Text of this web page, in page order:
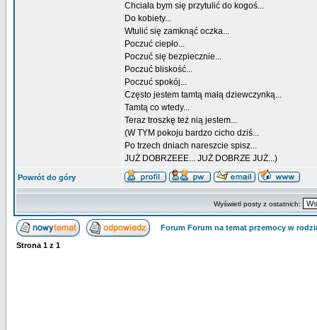
Chciała bym się przytulić do kogoś...
Do kobiety...
Wtulić się zamknąć oczka...
Poczuć ciepło...
Poczuć się bezpiecznie...
Poczuć bliskość...
Poczuć spokój...
Często jestem tamtą małą dziewczynką...
Tamtą co wtedy...
Teraz troszkę też nią jestem...
(W TYM pokoju bardzo cicho dziś...
Po trzech dniach nareszcie spisz...
JUŻ DOBRZEEE... JUŻ DOBRZE JUŻ...)
Powrót do góry
Wyświetl posty z ostatnich:
Forum Forum na temat przemocy w
Strona 1 z 1